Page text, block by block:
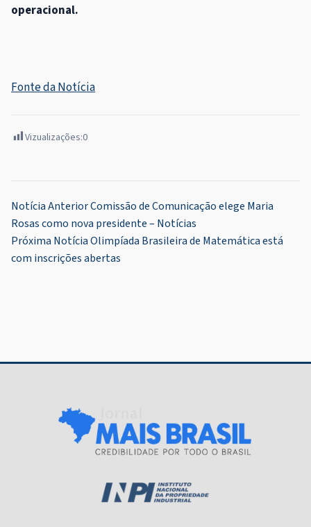
operacional.
Fonte da Notícia
Vizualizações:0
Navegação
de
Post
Notícia AnteriorComissão de Comunicação elege Maria
Rosas como nova presidente – Notícias
Próxima NotíciaOlimpíada Brasileira de Matemática está
com inscrições abertas